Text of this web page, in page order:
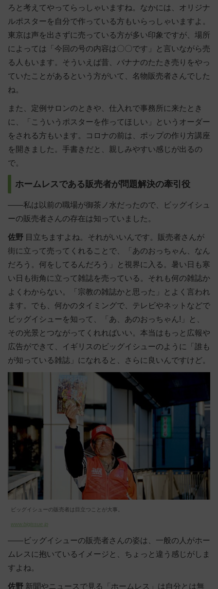
ろと考えてやってらっしゃいますね。なかには、オリジナ
ルポスターを自分で作っている方もいらっしゃいますよ。
東京は声を出さずに売っている方が多い印象ですが、場所
によっては「今回の号の内容は〇〇です」と言いながら売
る人もいます。そういえば昔、バナナのたたき売りをやっ
ていたことがあるという方がいて、名物販売者さんでした
ね。
また、定例サロンのときや、仕入れで事務所に来たとき
に、「こういうポスターを作ってほしい」というオーダー
をされる方もいます。コロナの前は、ポップの作り方講座
を開きました。手書きだと、親しみやすい感じが出るの
で。
ホームレスである販売者が問題解決の牽引役
――私は以前の職場が御茶ノ水だったので、ビッグイシュ
ーの販売者さんの存在は知っていました。
佐野 目立ちますよね。それがいいんです。販売者さんが
街に立って売ってくれることで、「あのおっちゃん、なん
だろう。何をしてるんだろう」と視界に入る。暑い日も寒
い日も街角に立って雑誌を売っている。それも何の雑誌か
よくわからない。「宗教の雑誌かと思った」とよく言われ
ます。でも、何かのタイミングで、テレビやネットなどで
ビッグイシューを知って、「あ、あのおっちゃん!」と、
その光景とつながってくれればいい。本当はもっと広報や
広告ができて、イギリスのビッグイシューのように「誰も
が知っている雑誌」になれると、さらに良いんですけど。
ビッグイシューの販売者は目立つことが大事。
www.bigissue.jp
――ビッグイシューの販売者さんの姿は、一般の人がホー
ムレスに抱いているイメージと、ちょっと違う感じがしま
すよね。
佐野 新聞やニュースで見る「ホームレス」は自分とは無